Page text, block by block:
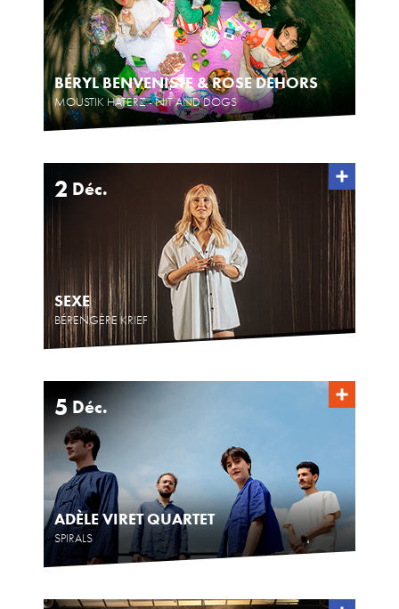
BÉRYL BENVENISTE & ROSE DEHORS
MOUSTIK HATERZ - NIT AND DOGS
2 Déc.
SEXE
BÉRENGÈRE KRIEF
5Déc.
ADÈLE VIRET QUARTET
SPIRALS